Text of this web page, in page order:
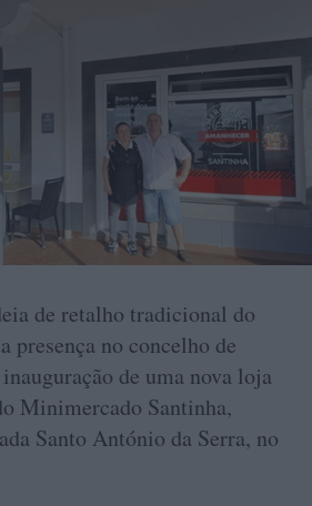
de retalho tradicional do
presença no concelho de
de uma nova loja
Minimercado Santinha,
Santo António da Serra, no